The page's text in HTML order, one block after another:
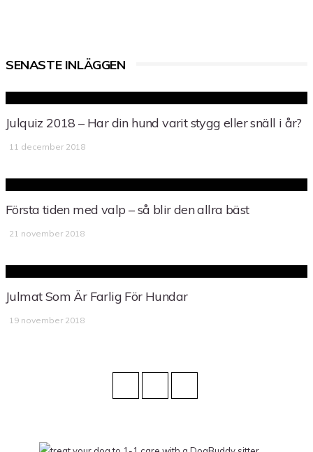
SENASTE INLÄGGEN
Julquiz 2018 – Har din hund varit stygg eller snäll i år?
11 december 2018
Första tiden med valp – så blir den allra bäst
21 november 2018
Julmat Som Är Farlig För Hundar
19 november 2018